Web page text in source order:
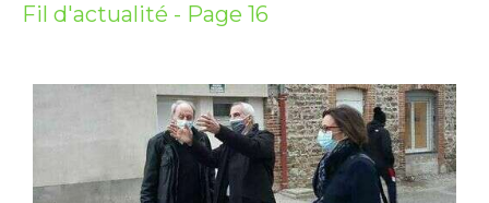
Fil d'actualité - Page 16